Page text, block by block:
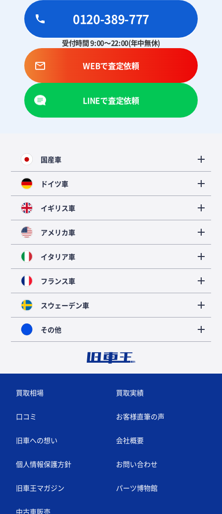
0120-389-777
受付時間 9:00～22:00(年中無休)
WEBで査定依頼
LINEで査定依頼
国産車
ドイツ車
イギリス車
アメリカ車
イタリア車
フランス車
スウェーデン車
その他
買取相場 買取実績
口コミ お客様直筆の声
旧車への想い 会社概要
個人情報保護方針 お問い合わせ
旧車王マガジン パーツ博物館
中古車販売